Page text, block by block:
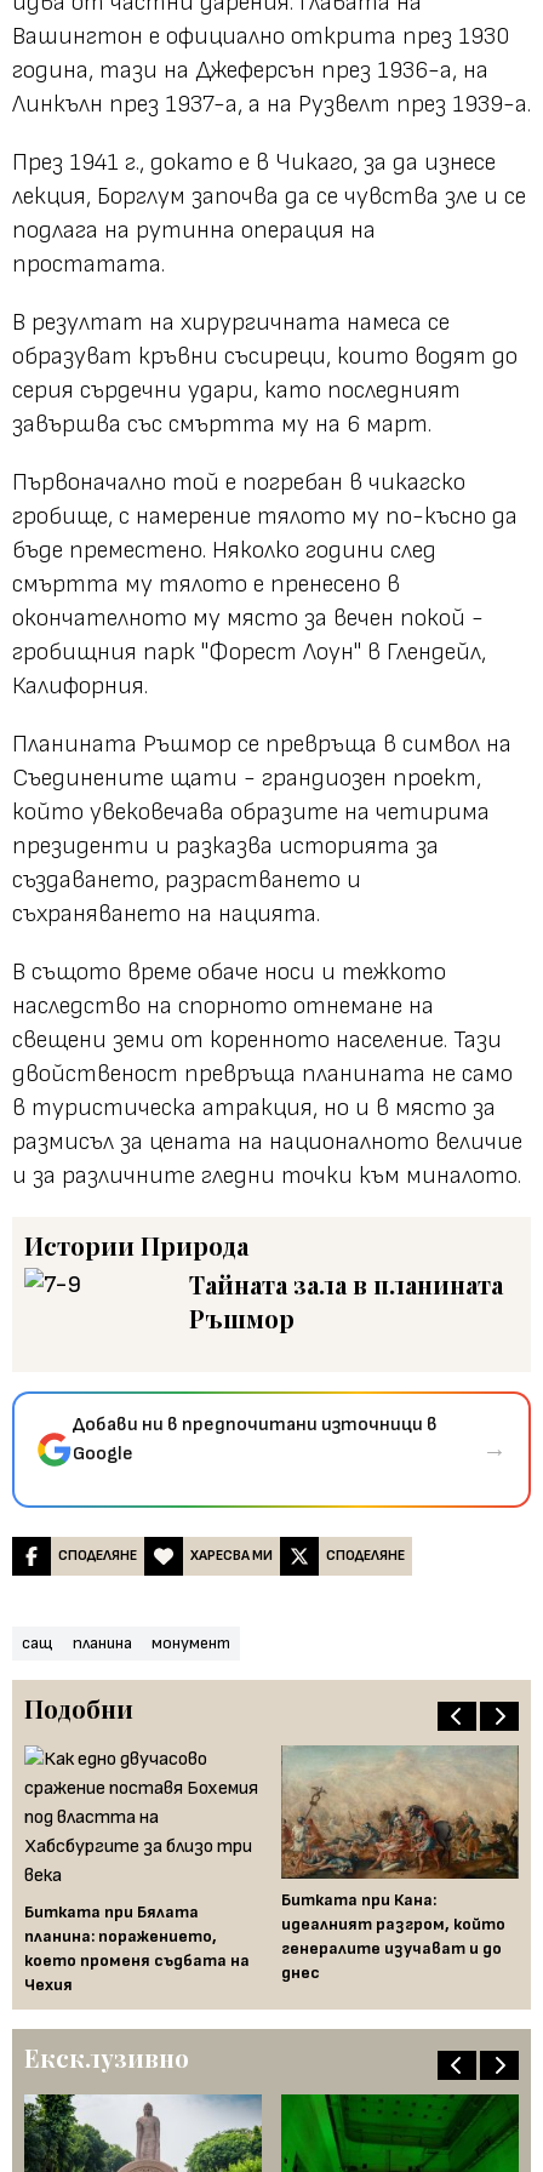
Вашингтон е официално открита през 1930
година, тази на Джеферсън през 1936-а, на
Линкълн през 1937-а, а на Рузвелт през 1939-а.
През 1941 г., докато е в Чикаго, за да изнесе
лекция, Борглум започва да се чувства зле и се
подлага на рутинна операция на
простатата.
В резултат на хирургичната намеса се
образуват кръвни съсиреци, които водят до
серия сърдечни удари, като последният
завършва със смъртта му на 6 март.
Първоначално той е погребан в чикагско
гробище, с намерение тялото му по-късно да
бъде преместено. Няколко години след
смъртта му тялото е пренесено в
окончателното му място за вечен покой -
гробищния парк "Форест Лоун" в Глендейл,
Калифорния.
Планината Ръшмор се превръща в символ на
Съединените щати - грандиозен проект,
който увековечава образите на четирима
президенти и разказва историята за
създаването, разрастването и
съхраняването на нацията.
В същото време обаче носи и тежкото
наследство на спорното отнемане на
свещени земи от коренното население. Тази
двойственост превръща планината не само
в туристическа атракция, но и в място за
размисъл за цената на националното величие
и за различните гледни точки към миналото.
ИсторииПрирода
Тайната зала в планината
Ръшмор
Добави ни в предпочитани източници в
Google
→
СПОДЕЛЯНЕ ХАРЕСВА МИ СПОДЕЛЯНЕ
сащ планина монумент
Подобни
Битката при Бялата
планина: поражението,
което променя съдбата на
Чехия
Битката при Кана:
идеалният разгром, който
генералите изучават и до
днес
Ексклузивно